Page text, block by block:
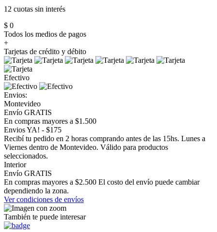
12 cuotas sin interés
$ 0
Todos los medios de pagos
+
Tarjetas de crédito y débito
Efectivo
Envios:
Montevideo
Envío GRATIS
En compras mayores a $1.500
Envios YA! - $175
Recibí tu pedido en 2 horas comprando antes de las 15hs. Lunes a
Viernes dentro de Montevideo. Válido para productos
seleccionados.
Interior
Envío GRATIS
En compras mayores a $2.500 El costo del envío puede cambiar
dependiendo la zona.
Ver condiciones de envíos
También te puede interesar